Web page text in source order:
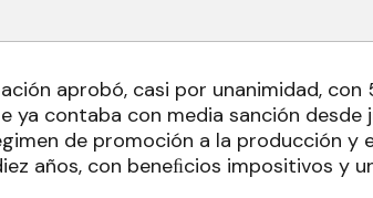
aprobó, casi por unanimidad,
ya contaba con media sanción desde
de promoción a la producción
años, con beneﬁcios impositivos y